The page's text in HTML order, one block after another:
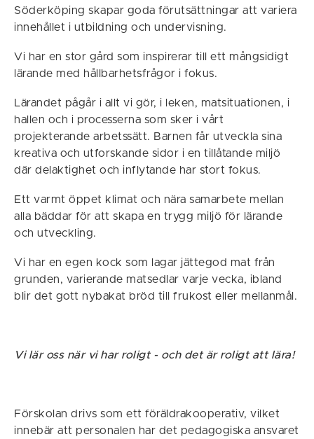
Söderköping skapar goda förutsättningar att variera
innehållet i utbildning och undervisning.
Vi har en stor gård som inspirerar till ett mångsidigt
lärande med hållbarhetsfrågor i fokus.
Lärandet pågår i allt vi gör, i leken, matsituationen, i
hallen och i processerna som sker i vårt
projekterande arbetssätt. Barnen får utveckla sina
kreativa och utforskande sidor i en tillåtande miljö
där delaktighet och inflytande har stort fokus.
Ett varmt öppet klimat och nära samarbete mellan
alla bäddar för att skapa en trygg miljö för lärande
och utveckling.
Vi har en egen kock som lagar jättegod mat från
grunden, varierande matsedlar varje vecka, ibland
blir det gott nybakat bröd till frukost eller mellanmål.
Vi lär oss när vi har roligt - och det är roligt att lära!
Förskolan drivs som ett föräldrakooperativ, vilket
innebär att personalen har det pedagogiska ansvaret